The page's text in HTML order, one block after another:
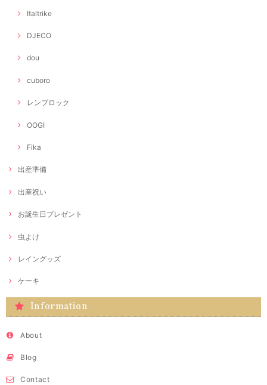
Italtrike
DJECO
dou
cuboro
レンブロック
OOGI
Fika
出産準備
出産祝い
お誕生日プレゼント
虫よけ
レイングッズ
ケーキ
Information
About
Blog
Contact